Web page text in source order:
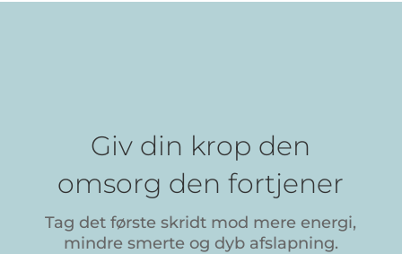
Giv din krop den
omsorg den fortjener
Tag det første skridt mod mere energi,
mindre smerte og dyb afslapning.